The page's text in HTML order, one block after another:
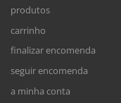
produtos
carrinho
finalizar encomenda
seguir encomenda
a minha conta